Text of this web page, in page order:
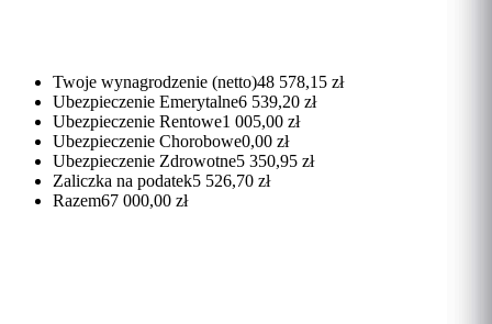
Twoje wynagrodzenie (netto)48 578,15 zł
Ubezpieczenie Emerytalne6 539,20 zł
Ubezpieczenie Rentowe1 005,00 zł
Ubezpieczenie Chorobowe0,00 zł
Ubezpieczenie Zdrowotne5 350,95 zł
Zaliczka na podatek5 526,70 zł
Razem67 000,00 zł